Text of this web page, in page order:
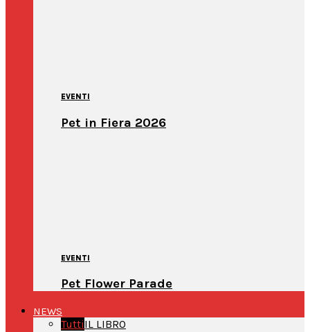
EVENTI
Pet in Fiera 2026
EVENTI
Pet Flower Parade
NEWS
TuttiIL LIBRO